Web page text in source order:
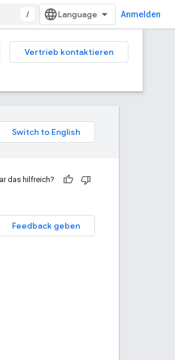
/ Anmelden
Vertrieb kontaktieren
das hilfreich?
Feedback geben